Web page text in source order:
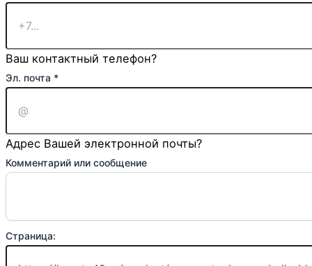
Ваш контактный телефон?
Эл. почта *
Адрес Вашей электронной почты?
Комментарий или сообщение
Страница: